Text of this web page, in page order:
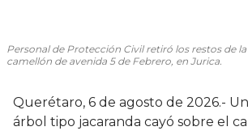
Personal de Protección Civil retiró los restos de
camellón de avenida 5 de Febrero, en Jurica.
Querétaro, 6 de agosto de 2026.-
árbol tipo jacaranda cayó sobre el